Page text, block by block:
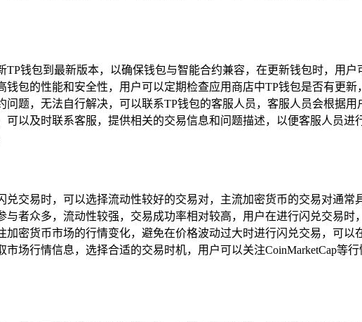
TP钱包到最新版本，以确保钱包与智能合约兼容，在更新钱包时，用
包的性能和安全性，用户可以定期检查应用商店中TP钱包是否有更新
问题，无法自行解决，可以联系TP钱包的客服人员，客服人员会根据
可以及时联系客服，提供相关的交易信息和问题描述，以便客服人员
兑交易时，可以选择流动性较好的交易对，主流加密货币的交易对通
者众多，流动性较强，交易成功率相对较高，用户在进行闪兑交易时
加密货币市场的行情变化，避免在价格波动过大时进行闪兑交易，可
市场行情信息，选择合适的交易时机，用户可以关注CoinMarketCap等